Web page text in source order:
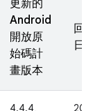
更新的
Android
開放原
始碼計
畫版本
回
日
4.4.4、